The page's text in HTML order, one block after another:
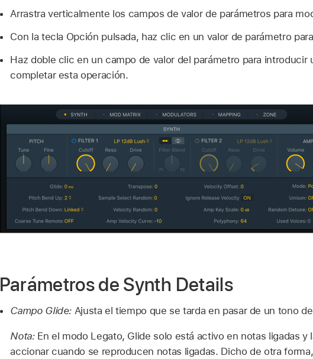
Arrastra verticalmente los campos de valor de parámetros para
Con la tecla Opción pulsada, haz clic en un valor de parámetro
Haz doble clic en un campo de valor del parámetro para introducir
completar esta operación.
Parámetros de Synth Details
Campo Glide: Ajusta el tiempo que se tarda en pasar de un tono
Nota: En el modo Legato, Glide solo está activo en notas ligadas y
accionar cuando se reproducen notas ligadas. Dicho de otra